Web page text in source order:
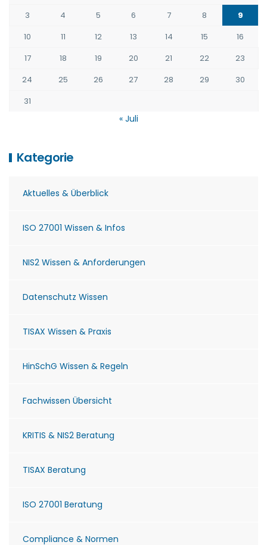
3
4 5 6 7 8
9
10
11 12 13 14 15
16
17
18 19 20 21 22
23
24
25 26 27 28 29
30
31
« Juli
Kategorie
Aktuelles & Überblick
ISO 27001 Wissen & Infos
NIS2 Wissen & Anforderungen
Datenschutz Wissen
TISAX Wissen & Praxis
HinSchG Wissen & Regeln
Fachwissen Übersicht
KRITIS & NIS2 Beratung
TISAX Beratung
ISO 27001 Beratung
Compliance & Normen